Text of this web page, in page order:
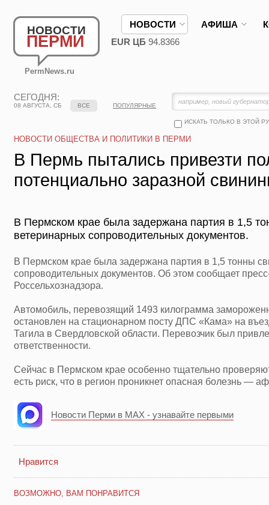
НОВОСТИ
ПЕРМИ
PermNews.ru
НОВОСТИ АФИША
EUR ЦБ 94.8366
СЕГОДНЯ:
08 АВГУСТА, СБ
ИСКАТЬ ТОЛЬКО В ЭТОЙ
ВСЕ ПОПУЛЯРНЫЕ
НОВОСТИ ОБЩЕСТВА И ПОЛИТИКИ В ПЕРМИ
В Пермь пытались привезти
потенциально заразной
В Пермском крае была задержана партия в 1,5
ветеринарных сопроводительных документов.
В Пермском крае была задержана партия в 1,5 тонны
сопроводительных документов. Об этом сообщает
Россельхознадзора.
Автомобиль, перевозящий 1493 килограмма
остановлен на стационарном посту ДПС «Кама» на
Тагила в Свердловской области. Перевозчик был
ответственности.
Сейчас в Пермском крае особенно тщательно
есть риск, что в регион проникнет опасная болезнь —
Новости Перми в MAX - узнавайте первыми
Нравится
ВОЗМОЖНО, ВАМ ПОНРАВИТСЯ